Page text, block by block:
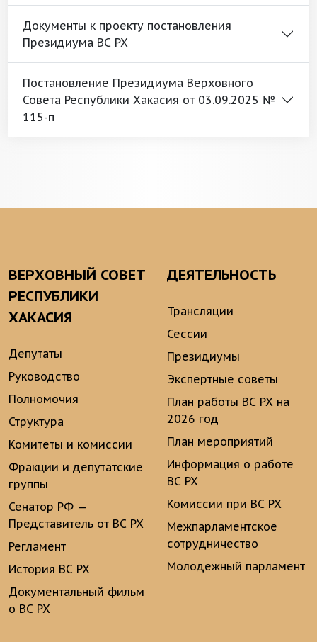
Документы к проекту постановления
Президиума ВС РХ
Постановление Президиума Верховного
Совета Республики Хакасия от 03.09.2025 №
115-п
ВЕРХОВНЫЙ СОВЕТ
РЕСПУБЛИКИ
ХАКАСИЯ
Депутаты
Руководство
Полномочия
Структура
Комитеты и комиссии
Фракции и депутатские
группы
Сенатор РФ —
Представитель от ВС РХ
Регламент
История ВС РХ
Документальный фильм
о ВС РХ
ДЕЯТЕЛЬНОСТЬ
Трансляции
Сессии
Президиумы
Экспертные советы
План работы ВС РХ на
2026 год
План мероприятий
Информация о работе
ВС РХ
Комиссии при ВС РХ
Межпарламентское
сотрудничество
Молодежный парламент